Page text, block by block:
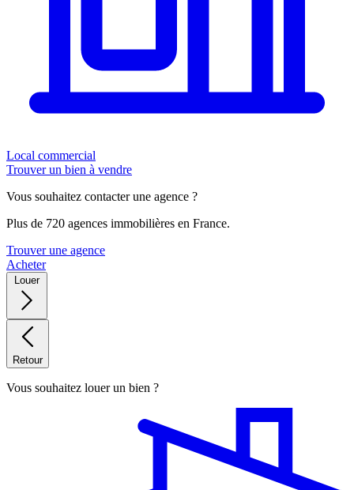
Local commercial
Trouver un bien à vendre
Vous souhaitez contacter une agence ?
Plus de 720 agences immobilières en France.
Trouver une agence
Acheter
Louer
Retour
Vous souhaitez louer un bien ?